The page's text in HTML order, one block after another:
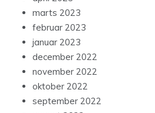
marts 2023
februar 2023
januar 2023
december 2022
november 2022
oktober 2022
september 2022